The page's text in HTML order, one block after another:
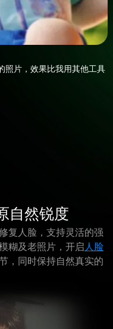
照片，效果比我用其他工具
自然锐度
复人脸，支持灵活的强
糊及老照片，开启 人脸
，同时保持自然真实的